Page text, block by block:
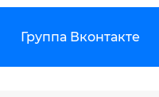
Группа Вконтакте